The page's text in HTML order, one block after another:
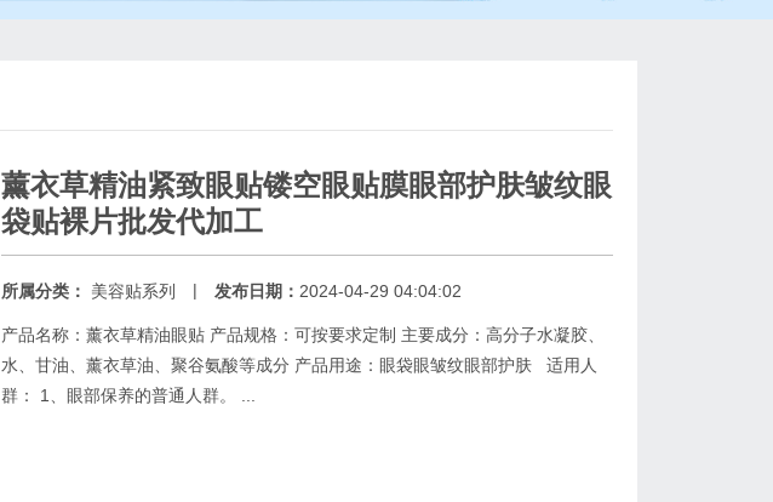
薰衣草精油紧致眼贴镂空眼贴膜眼部护肤皱纹眼
袋贴裸片批发代加工
所属分类： 美容贴系列 | 发布日期： 2024-04-29 04:04:02
产品名称：薰衣草精油眼贴 产品规格：可按要求定制 主要成分：高分子水凝胶、
水、甘油、薰衣草油、聚谷氨酸等成分 产品用途：眼袋眼皱纹眼部护肤 适用人
群： 1、眼部保养的普通人群。 ...